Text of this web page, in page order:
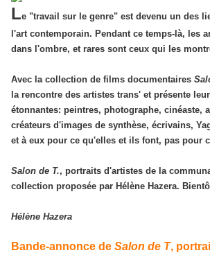
Le "travail sur le genre" est devenu un des
l'art contemporain. Pendant ce temps-là, les
dans l'ombre, et rares sont ceux qui les
Avec la collection de films documentaires
la rencontre des artistes trans' et présente
étonnantes: peintres, photographe, cinéaste,
créateurs d'images de synthèse, écrivains,
et à eux pour ce qu'elles et ils font, pas pour
Salon de T., portraits d'artistes de la
collection proposée par Hélène Hazera.
Hélène Hazera
Bande-annonce de Salon de T,